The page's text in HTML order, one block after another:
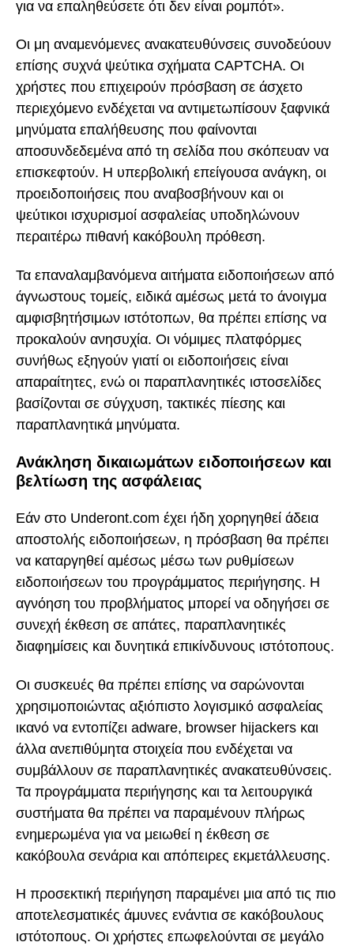
για να επαληθεύσετε ότι δεν είναι ρομπότ».
Οι μη αναμενόμενες ανακατευθύνσεις συνοδεύουν
επίσης συχνά ψεύτικα σχήματα CAPTCHA. Οι
χρήστες που επιχειρούν πρόσβαση σε άσχετο
περιεχόμενο ενδέχεται να αντιμετωπίσουν ξαφνικά
μηνύματα επαλήθευσης που φαίνονται
αποσυνδεδεμένα από τη σελίδα που σκόπευαν να
επισκεφτούν. Η υπερβολική επείγουσα ανάγκη, οι
προειδοποιήσεις που αναβοσβήνουν και οι
ψεύτικοι ισχυρισμοί ασφαλείας υποδηλώνουν
περαιτέρω πιθανή κακόβουλη πρόθεση.
Τα επαναλαμβανόμενα αιτήματα ειδοποιήσεων από
άγνωστους τομείς, ειδικά αμέσως μετά το άνοιγμα
αμφισβητήσιμων ιστότοπων, θα πρέπει επίσης να
προκαλούν ανησυχία. Οι νόμιμες πλατφόρμες
συνήθως εξηγούν γιατί οι ειδοποιήσεις είναι
απαραίτητες, ενώ οι παραπλανητικές ιστοσελίδες
βασίζονται σε σύγχυση, τακτικές πίεσης και
παραπλανητικά μηνύματα.
Ανάκληση δικαιωμάτων ειδοποιήσεων και
βελτίωση της ασφάλειας
Εάν στο Underont.com έχει ήδη χορηγηθεί άδεια
αποστολής ειδοποιήσεων, η πρόσβαση θα πρέπει
να καταργηθεί αμέσως μέσω των ρυθμίσεων
ειδοποιήσεων του προγράμματος περιήγησης. Η
αγνόηση του προβλήματος μπορεί να οδηγήσει σε
συνεχή έκθεση σε απάτες, παραπλανητικές
διαφημίσεις και δυνητικά επικίνδυνους ιστότοπους.
Οι συσκευές θα πρέπει επίσης να σαρώνονται
χρησιμοποιώντας αξιόπιστο λογισμικό ασφαλείας
ικανό να εντοπίζει adware, browser hijackers και
άλλα ανεπιθύμητα στοιχεία που ενδέχεται να
συμβάλλουν σε παραπλανητικές ανακατευθύνσεις.
Τα προγράμματα περιήγησης και τα λειτουργικά
συστήματα θα πρέπει να παραμένουν πλήρως
ενημερωμένα για να μειωθεί η έκθεση σε
κακόβουλα σενάρια και απόπειρες εκμετάλλευσης.
Η προσεκτική περιήγηση παραμένει μια από τις πιο
αποτελεσματικές άμυνες ενάντια σε κακόβουλους
ιστότοπους. Οι χρήστες επωφελούνται σε μεγάλο